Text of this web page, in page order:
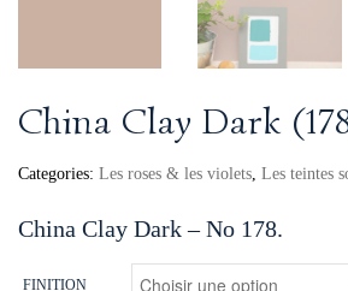
China Clay Dark
Categories: Les roses & les violets, Les teintes
China Clay Dark – No 178.
FINITION